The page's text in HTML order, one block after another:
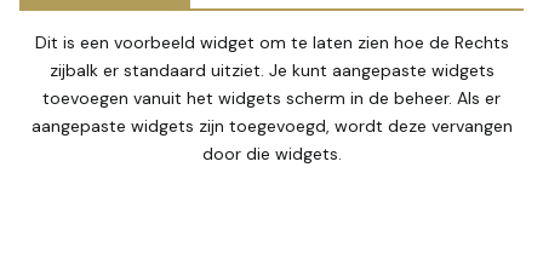
Dit is een voorbeeld widget om te laten zien hoe de Rechts
zijbalk er standaard uitziet. Je kunt aangepaste widgets
toevoegen vanuit het widgets scherm in de beheer. Als er
aangepaste widgets zijn toegevoegd, wordt deze vervangen
door die widgets.